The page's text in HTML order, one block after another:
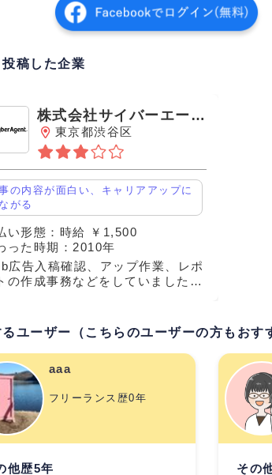
投稿した企業
株式会社サイバーエージ
ェント
東京都渋谷区
の内容が面白い、キャリアアップに
がる
い形態：時給 ￥1,500
った時期：2010年
広告入稿確認、アップ作業、レポ
の作成事務などをしていました。
ットでする事が多く、上司や他部
方に離席聞きに行かず済
るユーザー（こちらのユーザーの方もおす
aaa
フリーランス歴0年
他歴5年 その